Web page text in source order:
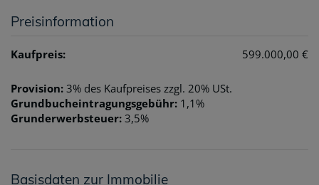
Preisinformation
Kaufpreis: 599.000,00 €
Provision: 3% des Kaufpreises zzgl. 20% USt.
Grundbucheintragungsgebühr: 1,1%
Grunderwerbsteuer: 3,5%
Basisdaten zur Immobilie